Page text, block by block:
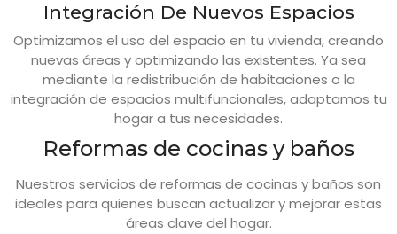
Integración De Nuevos Espacios
Optimizamos el uso del espacio en tu vivienda, creando
nuevas áreas y optimizando las existentes. Ya sea
mediante la redistribución de habitaciones o la
integración de espacios multifuncionales, adaptamos tu
hogar a tus necesidades.
Reformas de cocinas y baños
Nuestros servicios de reformas de cocinas y baños son
ideales para quienes buscan actualizar y mejorar estas
áreas clave del hogar.